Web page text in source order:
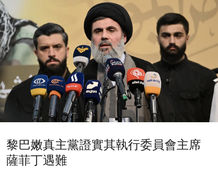
黎巴嫩真主黨證實其執行委員會主席
薩菲丁遇難